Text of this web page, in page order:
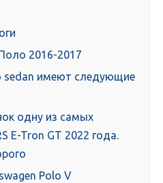
2016-2017
sedan имеют следующие
одну из самых
E-Tron GT 2022 года.
Polo V